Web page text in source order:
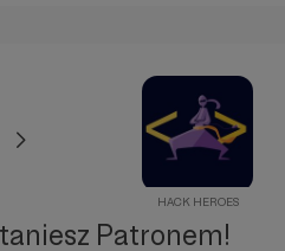
HACK HEROES
Patronem!